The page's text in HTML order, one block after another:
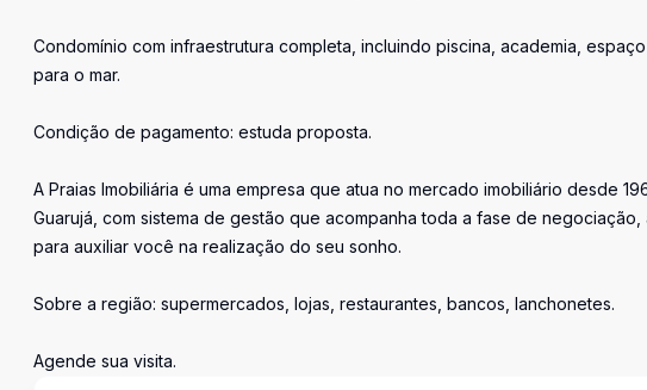
Condomínio com infraestrutura completa, incluindo piscina, academia,
para o mar.
Condição de pagamento: estuda proposta.
A Praias Imobiliária é uma empresa que atua no mercado imobiliário desde
Guarujá, com sistema de gestão que acompanha toda a fase de
para auxiliar você na realização do seu sonho.
Sobre a região: supermercados, lojas, restaurantes, bancos, lanchonetes.
Agende sua visita.